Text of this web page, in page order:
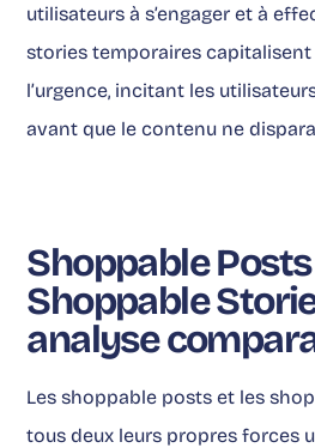
utilisateurs à s’engager et à
stories temporaires
l’urgence, incitant les
avant que le contenu ne
Shoppable Posts
Shoppable
analyse
Les shoppable posts et les
tous deux leurs propres forces